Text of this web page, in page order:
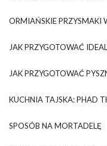
ORMIAŃSKIE PRZYSMAKI
JAK PRZYGOTOWAĆ
JAK PRZYGOTOWAĆ
KUCHNIA TAJSKA: PHAD
SPOSÓB NA MORTADELĘ